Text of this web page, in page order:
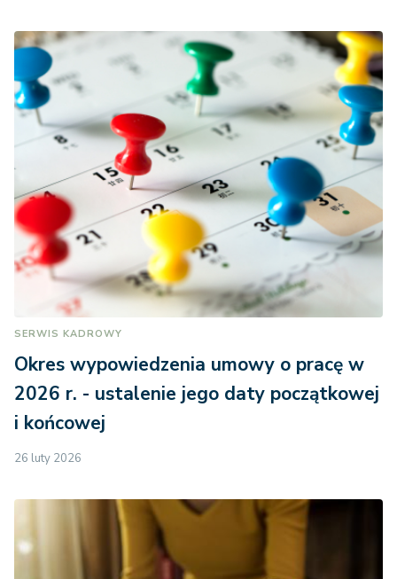
SERWIS KADROWY
Okres wypowiedzenia umowy o pracę w
2026 r. - ustalenie jego daty początkowej
i końcowej
26 luty 2026